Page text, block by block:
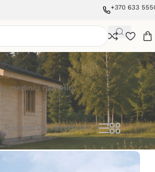
+370 633
medinių namelių.
Rodomi visi rezultatai: 3